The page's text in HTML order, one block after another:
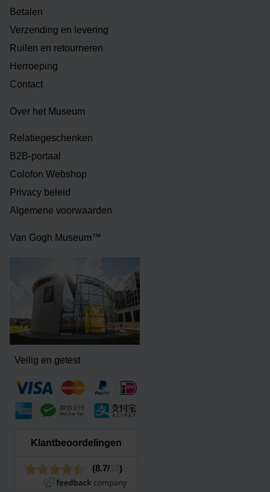
Betalen
Verzending en levering
Ruilen en retourneren
Herroeping
Contact
Over het Museum
Relatiegeschenken
B2B-portaal
Colofon Webshop
Privacy beleid
Algemene voorwaarden
Van Gogh Museum™
Veilig en getest